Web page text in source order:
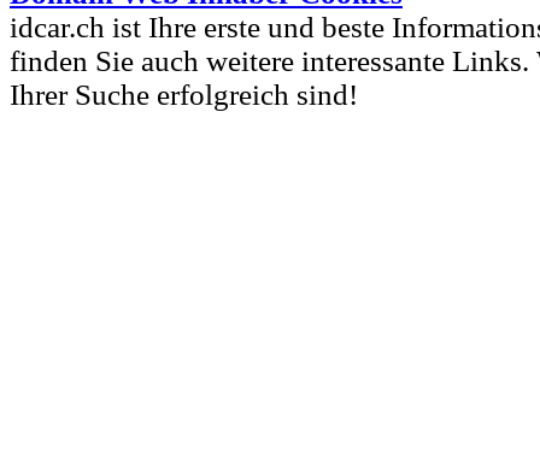
idcar.ch ist Ihre erste und beste
finden Sie auch weitere interessante
Ihrer Suche erfolgreich sind!